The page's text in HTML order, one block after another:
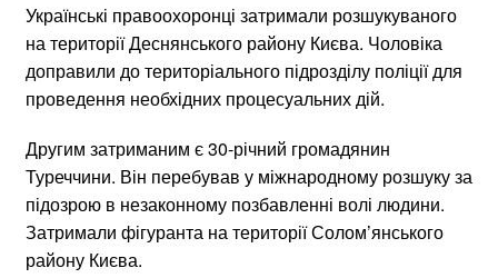
Українські правоохоронці затримали розшукуваного
на території Деснянського району Києва. Чоловіка
доправили до територіального підрозділу поліції для
проведення необхідних процесуальних дій.
Другим затриманим є 30-річний громадянин
Туреччини. Він перебував у міжнародному розшуку за
підозрою в незаконному позбавленні волі людини.
Затримали фігуранта на території Солом’янського
району Києва.